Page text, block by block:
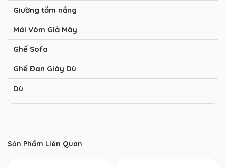
Giường tắm nắng
Mái Vòm Giả Mây
Ghế Sofa
Ghế Đan Giây Dù
Dù
Sản Phẩm Liên Quan